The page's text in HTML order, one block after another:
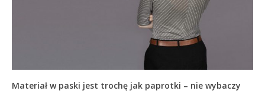
Materiał w paski jest trochę jak paprotki – nie wybaczy